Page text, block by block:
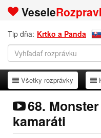
Vesele
Tip dňa: Krtko a Panda
Všetky rozprávky
Všetky rozprávky
68.
kamaráti